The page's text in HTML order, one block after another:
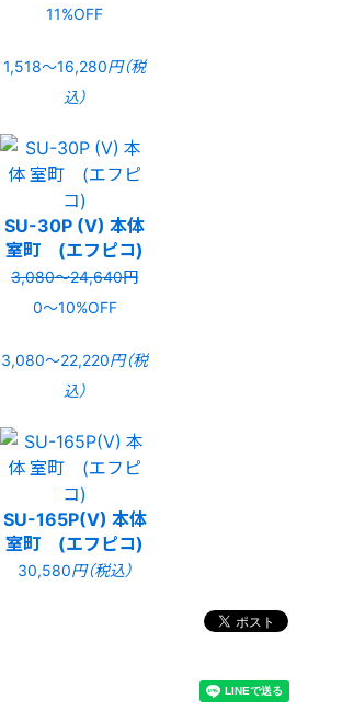
11%OFF
1,518〜16,280円（税
込）
SU-30P (V) 本体
室町 (エフピコ)
3,080〜24,640円
0〜10%OFF
3,080〜22,220円（税
込）
SU-165P(V) 本体
室町 (エフピコ)
30,580円（税込）